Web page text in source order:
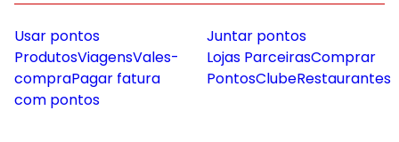
Usar pontos
ProdutosViagensVales-
compraPagar fatura
com pontos
Juntar pontos
Lojas ParceirasComprar
PontosClubeRestaurantes